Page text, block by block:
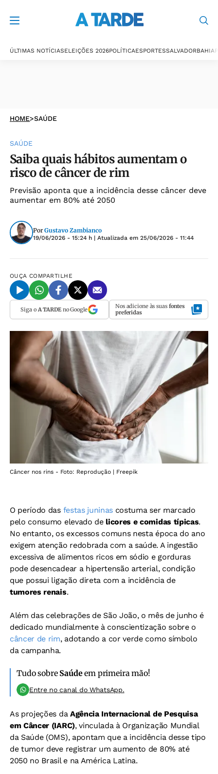
ÚLTIMAS NOTÍCIASELEIÇÕES 2026POLÍTICAESPORTESSALVADORBAHIA
HOME>SAÚDE
SAÚDE
Saiba quais hábitos aumentam o
risco de câncer de rim
Previsão aponta que a incidência desse câncer deve
aumentar em 80% até 2050
Por Gustavo Zambianco
19/06/2026 - 15:24 h | Atualizada em 25/06/2026 - 11:44
OUÇA COMPARTILHE
Siga o A TARDEno Google Nos adicione às suas fontes
preferidas
Câncer nos rins - Foto: Reprodução | Freepik
O período das festas juninas costuma ser marcado
pelo consumo elevado de licores e comidas típicas.
No entanto, os excessos comuns nesta época do ano
exigem atenção redobrada com a saúde. A ingestão
excessiva de alimentos ricos em sódio e gorduras
pode desencadear a hipertensão arterial, condição
que possui ligação direta com a incidência de
tumores renais.
Além das celebrações de São João, o mês de junho é
dedicado mundialmente à conscientização sobre o
câncer de rim, adotando a cor verde como símbolo
da campanha.
Tudo sobre Saúdeem primeira mão!
Entre no canal do WhatsApp.
As projeções da Agência Internacional de Pesquisa
em Câncer (IARC), vinculada à Organização Mundial
da Saúde (OMS), apontam que a incidência desse tipo
de tumor deve registrar um aumento de 80% até
2050 no Brasil e na América Latina.